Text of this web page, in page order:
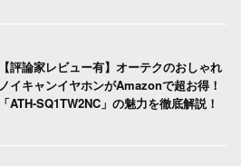
【評論家レビュー有】オーテクのおしゃれ
ノイキャンイヤホンがAmazonで超お得！
「ATH-SQ1TW2NC」の魅力を徹底解説！